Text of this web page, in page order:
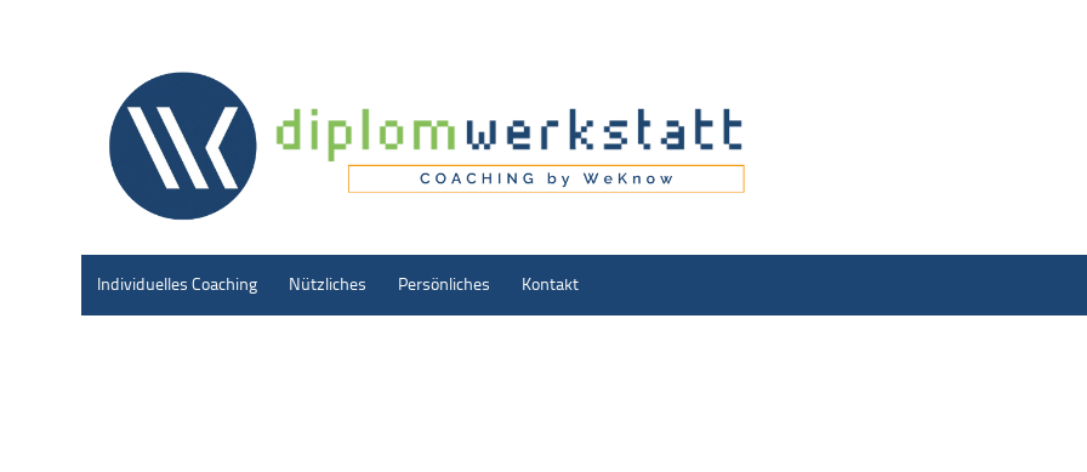
Individuelles Coaching Nützliches Persönliches Kontakt